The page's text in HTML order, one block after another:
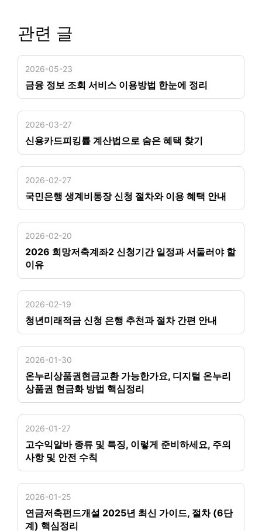
관련 글
2026-05-23
금융 정보 조회 서비스 이용방법 한눈에 정리
2026-03-27
신용카드피킹률 계산법으로 숨은 혜택 찾기
2026-02-27
국민은행 생계비통장 신청 절차와 이용 혜택 안내
2026-02-20
2026 희망저축계좌2 신청기간 일정과 서둘러야 할
이유
2026-02-19
청년미래적금 신청 은행 추천과 절차 간편 안내
2026-01-30
온누리상품권현금교환 가능한가요, 디지털 온누리
상품권 현금화 방법 핵심정리
2026-01-27
고수익알바 종류 및 특징, 이렇게 준비하세요, 주의
사항 및 안전 수칙
2026-01-25
연금저축펀드개설 2025년 최신 가이드, 절차 (6단
계) 핵심정리